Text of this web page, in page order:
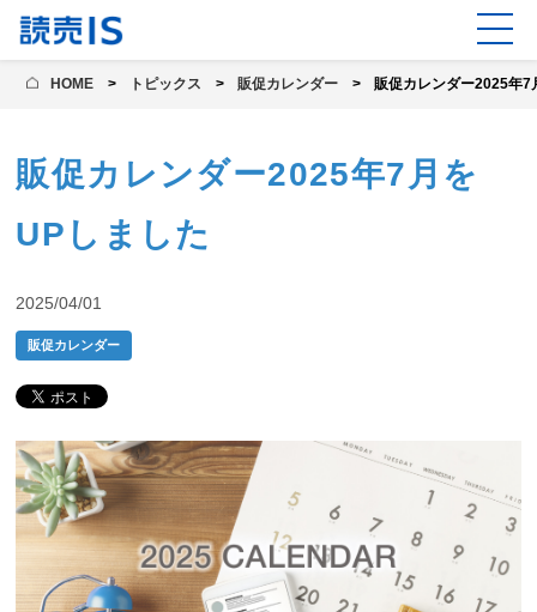
HOME トピックス 販促カレンダー 販促カレンダー2025年7
販促カレンダー2025年7月を
UPしました
2025/04/01
販促カレンダー